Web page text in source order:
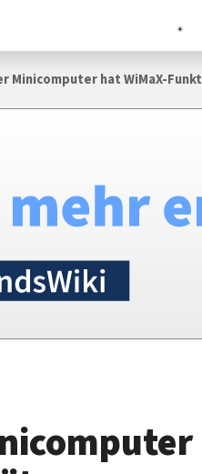
Minicomputer hat WiMaX-